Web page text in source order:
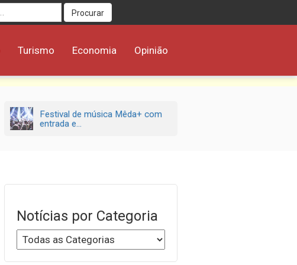
Procurar
Turismo Economia Opinião
Festival de música Mêda+ com
entrada e...
Notícias por Categoria